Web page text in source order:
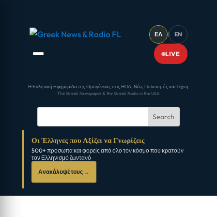
ΕΛ | EN
LIVE
Η Ελληνική Εφημερίδα της Ομογένειας στις ΗΠΑ, Νέα, Πολιτισμός και Τέχνη
The Greek Newspaper & the Greek Radio in the USA
Οι Έλληνες που Αξίζει να Γνωρίζεις
500+ πρόσωπα και φορείς από όλο τον κόσμο που κρατούν
τον Ελληνισμό ζωντανό
Ανακάλυψέ τους →